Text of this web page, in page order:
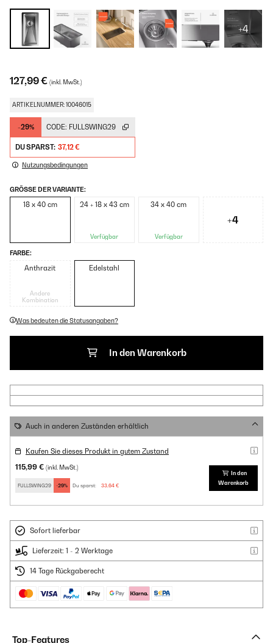
+4
127,99 € (inkl. MwSt.)
ARTIKELNUMMER: 10046015
-29% CODE: FULLSWING29
DU SPARST: 37,12 €
Nutzungsbedingungen
GRÖSSE DER VARIANTE:
18 x 40 cm 24 + 18 x 43 cm
Verfügbar
34 x 40 cm
Verfügbar
+4
FARBE:
Anthrazit
Andere
Kombination
Edelstahl
Was bedeuten die Statusangaben?
In den Warenkorb
Auch in anderen Zuständen erhältlich
Kaufen Sie dieses Produkt in gutem Zustand
115,99 € (inkl. MwSt.)
FULLSWING29 -29% Du sparst: 33,64 €
In den
Warenkorb
Sofort lieferbar
Lieferzeit: 1 - 2 Werktage
14 Tage Rückgaberecht
Top-Features